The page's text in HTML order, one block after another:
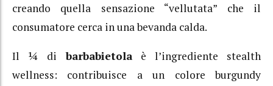
creando quella sensazione “vellutata” che il
consumatore cerca in una bevanda calda.
Il ¼ dibarbabietolaè l’ingrediente stealth
wellness: contribuisce a un colore burgundy